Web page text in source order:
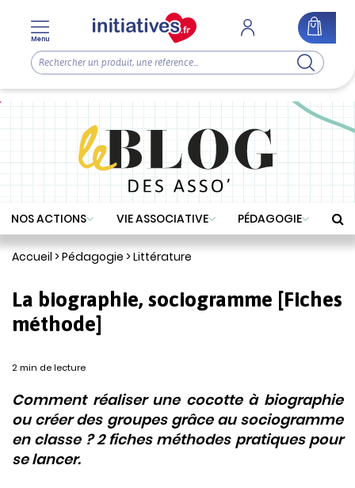
NOS ACTIONS VIE ASSOCIATIVE PÉDAGOGIE
Accueil >Pédagogie >Littérature
La biographie, sociogramme [Fiches
méthode]
2 min de lecture
Comment réaliser une cocotte à biographie
ou créer des groupes grâce au sociogramme
en classe ? 2 fiches méthodes pratiques pour
se lancer.
Menu